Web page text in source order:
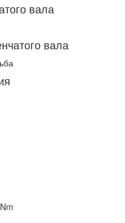
вала
вала